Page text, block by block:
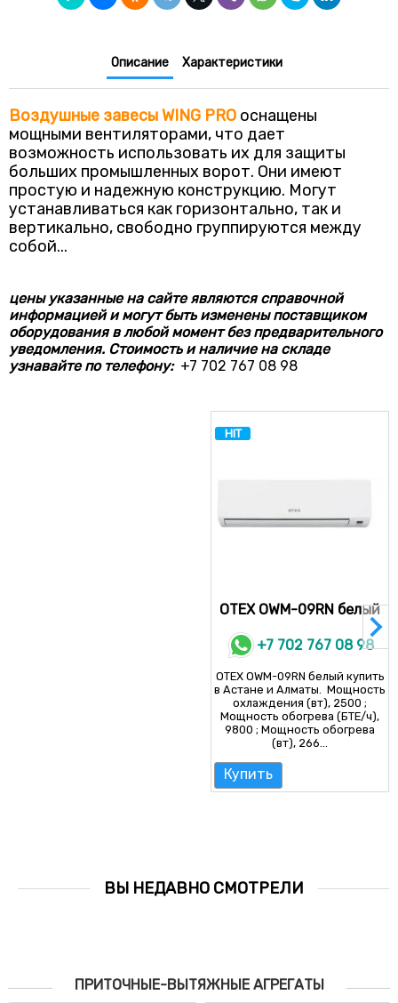
Описание Характеристики
Воздушные завесы WING PRO оснащены
мощными вентиляторами, что дает
возможность использовать их для защиты
больших промышленных ворот. Они имеют
простую и надежную конструкцию. Могут
устанавливаться как горизонтально, так и
вертикально, свободно группируются между
собой...
цены указанные на сайте являются справочной
информацией и могут быть изменены поставщиком
оборудования в любой момент без предварительного
уведомления. Стоимость и наличие на складе
узнавайте по телефону: +7 702 767 08 98
HIT
OTEX OWM-09RN белый
+7 702 767 08 98
OTEX OWM-09RN белый купить
в Астане и Алматы. Мощность
охлаждения (вт), 2500 ;
Мощность обогрева (БТЕ/ч),
9800 ; Мощность обогрева
(вт), 266...
Купить
ВЫ НЕДАВНО СМОТРЕЛИ
ПРИТОЧНЫЕ-ВЫТЯЖНЫЕ АГРЕГАТЫ